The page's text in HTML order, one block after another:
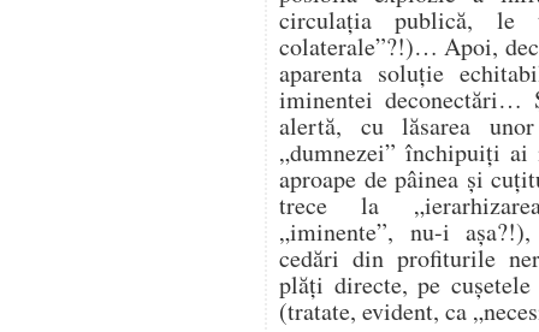
circulația publică, le
colaterale”?!)… Apoi,
aparenta soluție
iminentei deconectări…
alertă, cu lăsarea
„dumnezei” închipuiți
aproape de pâinea și
trece la
„iminente”, nu-i
cedări din profiturile
plăți directe, pe
(tratate, evident, ca